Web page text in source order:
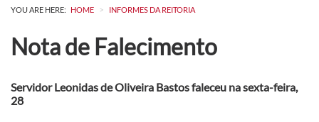
YOU ARE HERE: HOME > INFORMES DA REITORIA
Nota de Falecimento
Servidor Leonidas de Oliveira Bastos faleceu na sexta-feira,
28